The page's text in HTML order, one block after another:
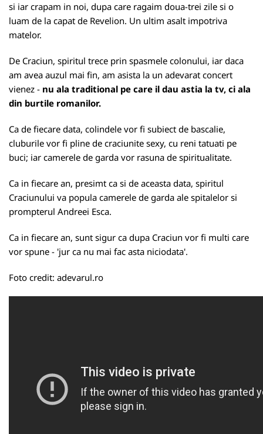
si iar crapam in noi, dupa care ragaim doua-trei zile si o
luam de la capat de Revelion. Un ultim asalt impotriva
matelor.
De Craciun, spiritul trece prin spasmele colonului, iar daca
am avea auzul mai fin, am asista la un adevarat concert
vienez - nu ala traditional pe care il dau astia la tv, ci ala
din burtile romanilor.
Ca de fiecare data, colindele vor fi subiect de bascalie,
cluburile vor fi pline de craciunite sexy, cu reni tatuati pe
buci; iar camerele de garda vor rasuna de spiritualitate.
Ca in fiecare an, presimt ca si de aceasta data, spiritul
Craciunului va popula camerele de garda ale spitalelor si
prompterul Andreei Esca.
Ca in fiecare an, sunt sigur ca dupa Craciun vor fi multi care
vor spune - 'jur ca nu mai fac asta niciodata'.
Foto credit: adevarul.ro